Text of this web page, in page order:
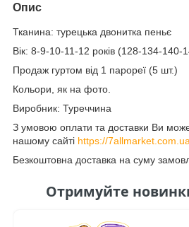
Опис
Тканина: турецька двонитка пеньє
Вік: 8-9-10-11-12 років (128-134-140-
Продаж гуртом від 1 парореї (5 шт.)
Кольори, як на фото.
Виробник: Туреччина
З умовою оплати та доставки Ви
нашому сайті https://
Безкоштовна доставка на суму
Отримуйте